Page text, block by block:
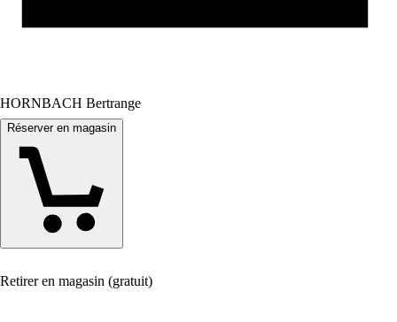
HORNBACH Bertrange
Réserver en magasin
Retirer en magasin (gratuit)